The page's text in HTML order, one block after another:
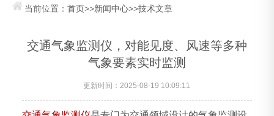
当前位置：首页>>新闻中心>>技术文章
交通气象监测仪，对能见度、风速等多种
气象要素实时监测
更新时间：2025-08-19 10:09:11